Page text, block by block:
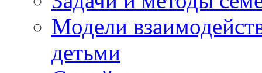
Модели
детьми